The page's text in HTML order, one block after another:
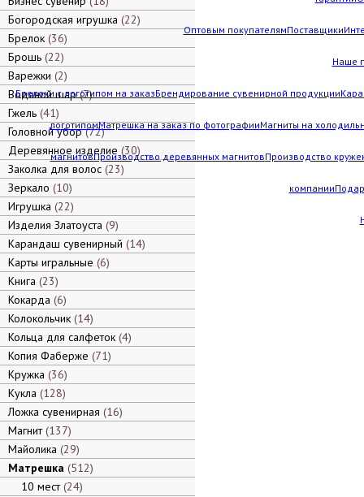
Оптовым покупателямПоставщики
Наше
Брелоки с логотипом на заказБрендирование сувенирной продукции
логотипомМатрешка на заказ по фотографииМагниты на
магнитовПроизводство деревянных магнитовПроизводство
компании
Богородская игрушка 22
Брелок 36
Брошь 22
Варежки 2
Водяной шар 7
Гжель 41
Головной убор 72
Деревянное изделие 30
Заколка для волос 23
Зеркало 10
Игрушка 22
Изделия Златоуста 9
Карандаш сувенирный 14
Карты игральные 6
Книга 23
Кокарда 6
Колокольчик 14
Кольца для салфеток 4
Копия Фаберже 71
Кружка 36
Кукла 128
Ложка сувенирная 16
Магнит 137
Майолика 29
Матрешка 512
10 мест 24